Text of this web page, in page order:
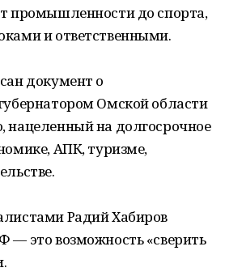
промышленности до спорта,
и ответственными.
документ о
Омской области
нацеленный на долгосрочное
АПК, туризме,
Радий Хабиров
— это возможность «сверить